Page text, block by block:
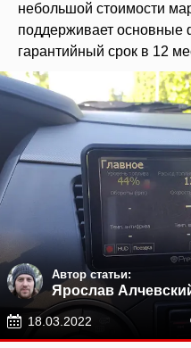
небольшой стоимости
поддерживает основные
гарантийный срок в 12
Автор статьи:
Ярослав
18.03.2022